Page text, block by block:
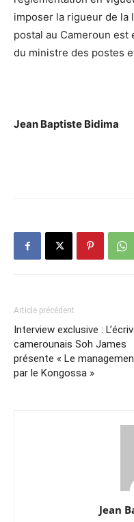
imposer la rigueur de la
postal au Cameroun
du ministre des postes
Jean Baptiste Bidima
Article précédent
Interview exclusive :
camerounais Soh James
présente « Le
par le Kongossa »
Jean